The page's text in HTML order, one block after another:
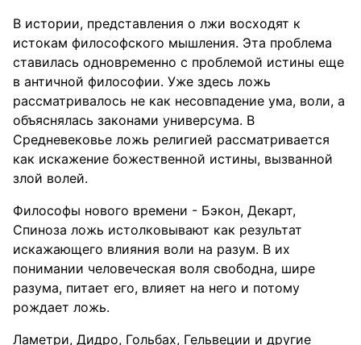
В истории, представления о лжи восходят к
истокам философского мышления. Эта проблема
ставилась одновременно с проблемой истины еще
в античной философии. Уже здесь ложь
рассматривалось не как несовпадение ума, воли, а
объяснялась законами универсума. В
Средневековье ложь религией рассматривается
как искажение божественной истины, вызванной
злой волей.
Философы нового времени - Бэкон, Декарт,
Спиноза ложь истолковывают как результат
искажающего влияния воли на разум. В их
понимании человеческая воля свободна, шире
разума, питает его, влияет на него и потому
рождает ложь.
Ламетри, Дидро, Гольбах, Гельвеции и другие